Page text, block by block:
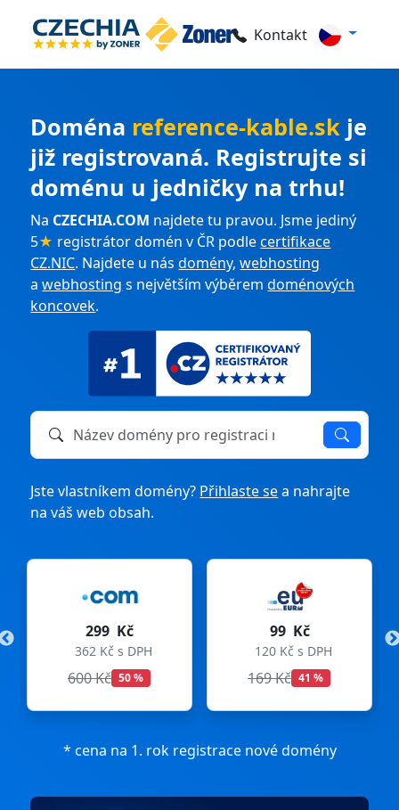
Kontakt
Doména reference-kable.sk je
již registrovaná. Registrujte si
doménu u jedničky na trhu!
Na CZECHIA.COM najdete tu pravou. Jsme jediný
5★ registrátor domén v ČR podlecertifikace
CZ.NIC. Najdete u násdomény,webhosting
awebhosting s největším výběremdoménových
koncovek.
Název domény k registraci nebo převodu
Jste vlastníkem domény? Přihlaste sea nahrajte
na váš web obsah.
299 Kč
362 Kč s DPH
600 Kč 50 %
99 Kč
120 Kč s DPH
169 Kč 41 %
* cena na 1. rok registrace nové domény